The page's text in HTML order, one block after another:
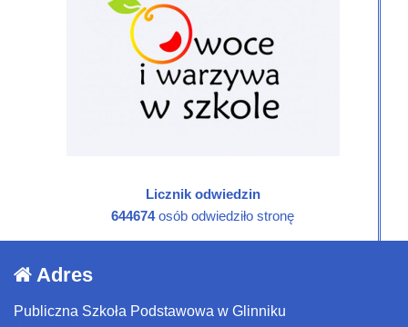
Licznik odwiedzin
644674osób odwiedziło stronę
Adres
Publiczna Szkoła Podstawowa w Glinniku